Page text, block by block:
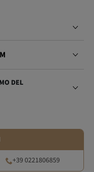
DEL
+39 0221806859